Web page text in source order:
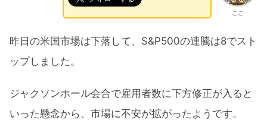
ここ
昨日の米国市場は下落して、S&P500の連騰は8でスト
ップしました。
ジャクソンホール会合で雇用者数に下方修正が入ると
いった懸念から、市場に不安が拡がったようです。